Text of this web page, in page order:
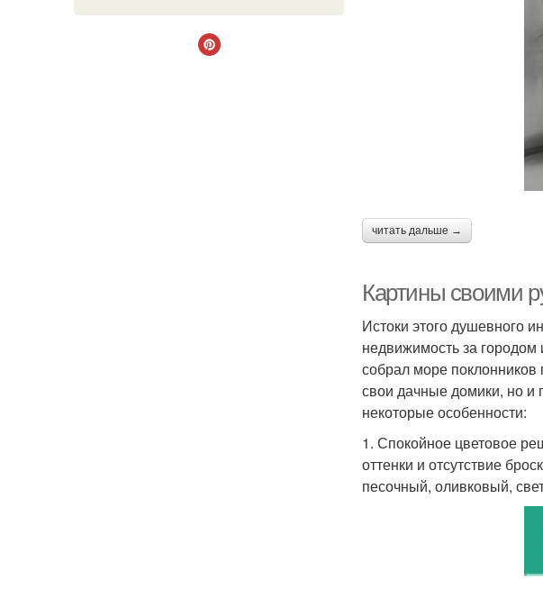
читать дальше →
Картины своими
Истоки этого душевного
недвижимость за
собрал море
свои дачные домики, но и
некоторые особенности:
1. Спокойное цветовое
оттенки и отсутствие
песочный, оливковый,